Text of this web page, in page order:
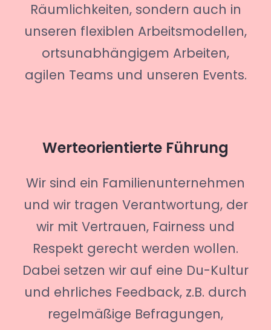
Räumlichkeiten, sondern auch in
unseren flexiblen Arbeitsmodellen,
ortsunabhängigem Arbeiten,
agilen Teams und unseren Events.
Werteorientierte Führung
Wir sind ein Familienunternehmen
und wir tragen Verantwortung, der
wir mit Vertrauen, Fairness und
Respekt gerecht werden wollen.
Dabei setzen wir auf eine Du-Kultur
und ehrliches Feedback, z.B. durch
regelmäßige Befragungen,